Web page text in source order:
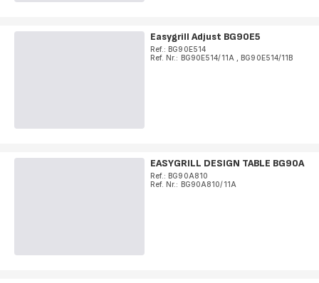
Easygrill Adjust BG90E5
Ref.: BG90E514
Ref. Nr.: BG90E514/11A
BG90E514/11B
EASYGRILL DESIGN TABLE BG90A
Ref.: BG90A810
Ref. Nr.: BG90A810/11A